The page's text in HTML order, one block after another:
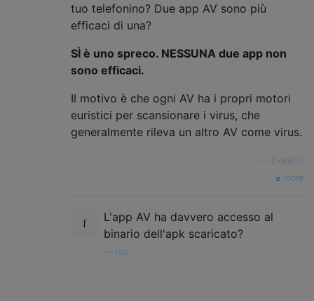
tuo telefonino? Due app AV sono più
efficaci di una?
SÌ è uno spreco. NESSUNA due app non
sono efficaci.
Il motivo è che ogni AV ha i propri motori
euristici per scansionare i virus, che
generalmente rileva un altro AV come virus.
0x6900
fonte
L'app AV ha davvero accesso al
binario dell'apk scaricato?
tse